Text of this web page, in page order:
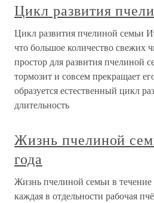
Цикл развития
Цикл развития пчелиной семьи
что большое количество свежих
простор для развития пчелиной
тормозит и совсем прекращает
образуется естественный цикл
длительность
Жизнь пчелиной
года
Жизнь пчелиной семьи в течение
каждая в отдельности рабочая